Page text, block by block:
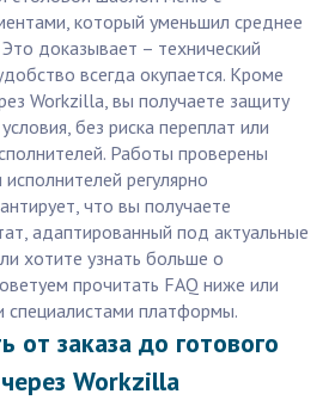
который уменьшил среднее
доказывает – технический
всегда окупается. Кроме
Workzilla, вы получаете защиту
без риска переплат или
Работы проверены
регулярно
что вы получаете
адаптированный под актуальные
хотите узнать больше о
прочитать FAQ ниже или
специалистами платформы.
от заказа до готового
Workzilla